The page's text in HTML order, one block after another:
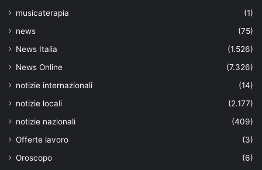
musicaterapia
(1)
news
(75)
News Italia
(1.526)
News Online
(7.326)
notizie internazionali
(14)
notizie locali
(2.177)
notizie nazionali
(409)
Offerte lavoro
(3)
Oroscopo
(6)